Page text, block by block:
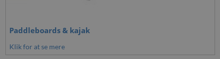
Paddleboards & kajak
Klik for at se mere